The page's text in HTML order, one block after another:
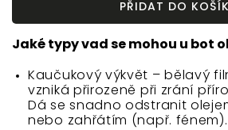
PŘIDAT DO
Jaké typy vad se mohou u bot
Kaučukový výkvět – bělavý
vzniká přirozeně při zrání
Dá se snadno odstranit
nebo zahřátím (např. fénem).